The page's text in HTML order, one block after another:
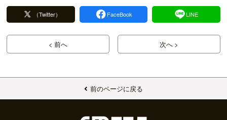
（Twitter） FaceBook LINE
< 前へ 次へ >
前のページに戻る